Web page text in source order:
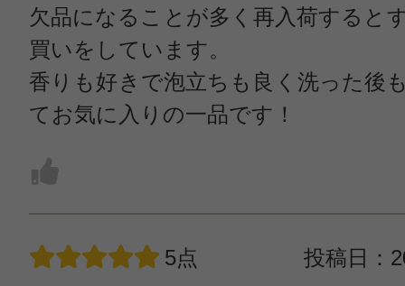
欠品になることが多く再入荷すると
買いをしています。
香りも好きで泡立ちも良く洗った後
てお気に入りの一品です！
5点 投稿日：